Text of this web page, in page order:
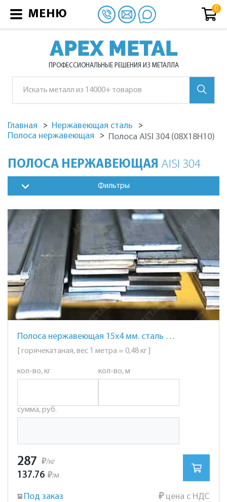
APEX METAL
ПРОФЕССИОНАЛЬНЫЕ РЕШЕНИЯ ИЗ МЕТАЛЛА
Главная
Нержавеющая сталь
Полоса нержавеющая
Полоса AISI 304 (08Х18Н10)
ПОЛОСА НЕРЖАВЕЮЩАЯ AISI 304
Фильтры
Полоса нержавеющая 15х4 мм. сталь AISI 304 (08Х18Н10)
[ горячекатаная, вес 1 метра = 0,48 кг ]
кол-во, кг кол-во, м
сумма, руб.
287 ₽/кг
137.76 ₽/м
Под заказ ₽цена с НДС
МЕНЮ